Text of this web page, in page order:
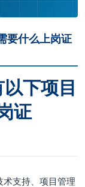
要什么上岗证
下项目
证
术支持、项目管理